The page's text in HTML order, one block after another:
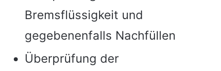
Bremsflüssigkeit und
gegebenenfalls Nachfüllen
Überprüfung der